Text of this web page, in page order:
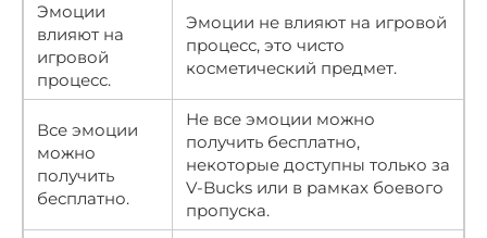
Эмоции
влияют на
игровой
процесс.
Эмоции не влияют на игровой
процесс, это чисто
косметический предмет.
Все эмоции
можно
получить
бесплатно.
Не все эмоции можно
получить бесплатно,
некоторые доступны только за
V-Bucks или в рамках боевого
пропуска.